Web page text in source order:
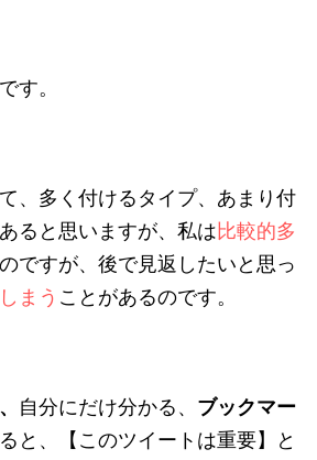
す。
、多く付けるタイプ、あまり付
ると思いますが、私は比較的多
のですが、後で見返したいと思っ
まう ことがあるのです。
自分にだけ分かる、 ブックマー
と、【このツイートは重要】と